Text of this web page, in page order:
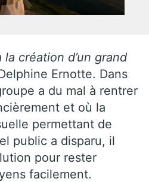
création d’un grand
Ernotte. Dans
a du mal à rentrer
et où la
permettant de
public a disparu, il
pour rester
facilement.